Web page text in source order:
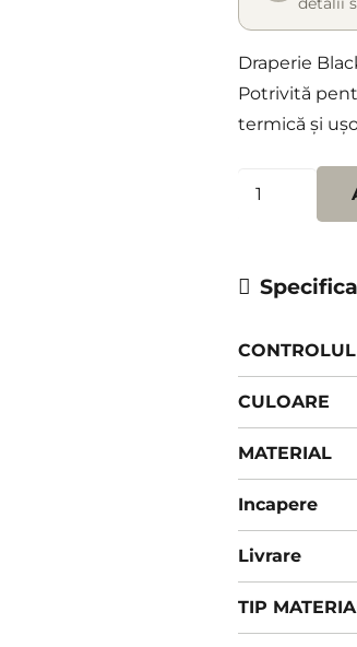
Draperie
Potrivită
termică și
2005
CULOARE
MATERIAL
Incapere
Livrare
TIP